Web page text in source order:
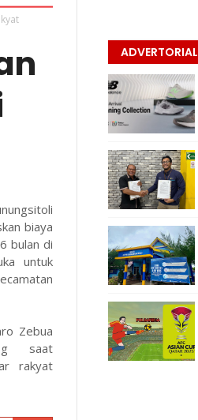
biaya
bulan di
untuk
Zebua
saat
rakyat
ADVERTORIAL